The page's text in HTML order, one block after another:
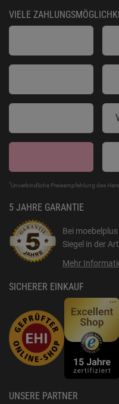
VIELE
*Unverbindliche Preisempfehlung des
5 JAHRE GARANTIE
Bei
Siegel in der
Mehr
SICHERER EINKAUF
UNSERE PARTNER